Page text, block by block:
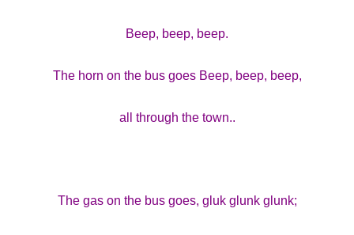
Beep, beep, beep.
The horn on the bus goes Beep, beep, beep,
all through the town..
The gas on the bus goes, gluk glunk glunk;